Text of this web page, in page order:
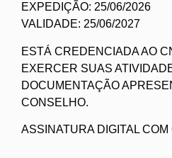
EXPEDIÇÃO: 25/06/2026
VALIDADE: 25/06/2027
ESTÁ CREDENCIADA AO
EXERCER SUAS
DOCUMENTAÇÃO
CONSELHO.
ASSINATURA DIGITAL